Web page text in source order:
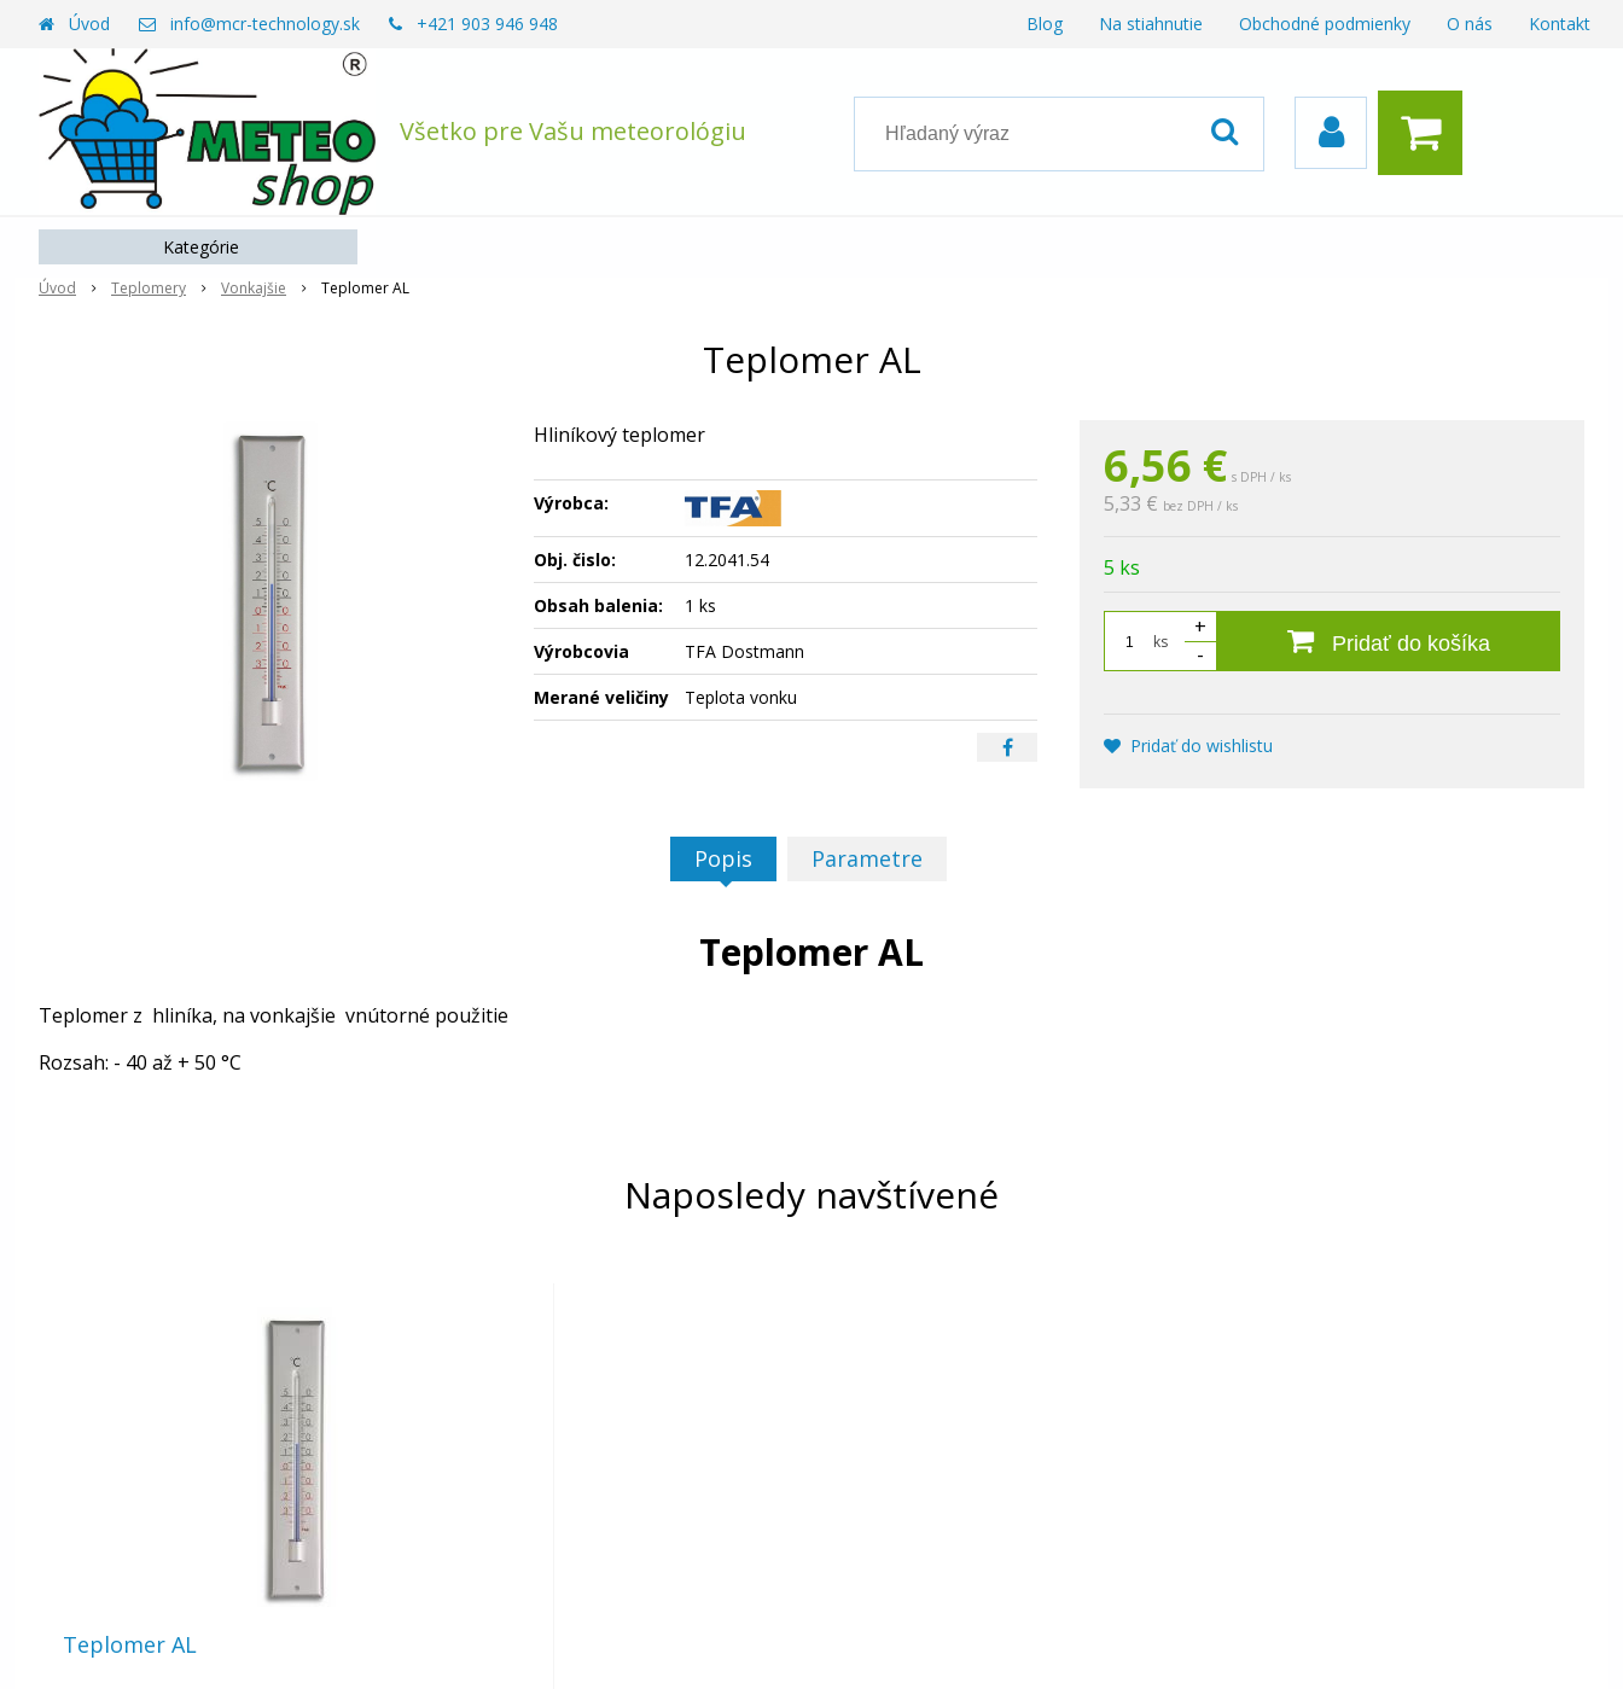
Všetko pre Vašu meteorológiu
Úvod info@mcr-technology.sk +421 903 946 948 Blog Na stiahnutie Obchodné podmienky O nás Kontakt
Úvod Teplomery Vonkajšie Teplomer AL
Teplomer AL
6,56 € s DPH / ks
5,33 € bez DPH / ks
5 ks
ks
+
-
Pridať do košíka
Pridať do wishlistu
Hliníkový teplomer
Výrobca:
Obj. čislo:
12.2041.54
Obsah balenia:
1 ks
Výrobcovia
TFA Dostmann
Merané veličiny
Teplota vonku
Popis Parametre
Teplomer AL
Teplomer z hliníka, na vonkajšie vnútorné použitie
Rozsah: - 40 až + 50 °C
Naposledy navštívené
Teplomer AL
Kategórie